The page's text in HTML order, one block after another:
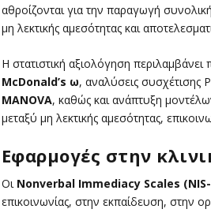
αθροίζονται για την παραγωγή
μη λεκτικής αμεσότητας και
Η στατιστική αξιολόγηση
McDonald’s ω, αναλύσεις
MANOVA, καθώς και ανάπτυξη
μεταξύ μη λεκτικής αμεσότητας,
Εφαρμογές στην
Οι Nonverbal Immediacy Scales
επικοινωνίας, στην εκπαίδευση, στην